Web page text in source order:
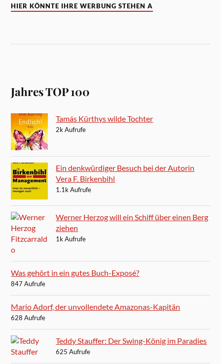
HIER KÖNNTE IHRE WERBUNG STEHEN A
Jahres TOP 100
Tamás Kürthys wilde Tochter
2k Aufrufe
Ein denkwürdiger Besuch bei der Autorin
Vera F. Birkenbihl
1.1k Aufrufe
Werner Herzog will ein Schiff über einen Berg
ziehen
1k Aufrufe
Was gehört in ein gutes Buch-Exposé?
847 Aufrufe
Mario Adorf, der unvollendete Amazonas-Kapitän
628 Aufrufe
Teddy Stauffer: Der Swing-König im Paradies
625 Aufrufe